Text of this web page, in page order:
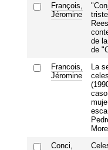
François,
Jéromine
de
de
Francois,
Jéromine
La
Conci,